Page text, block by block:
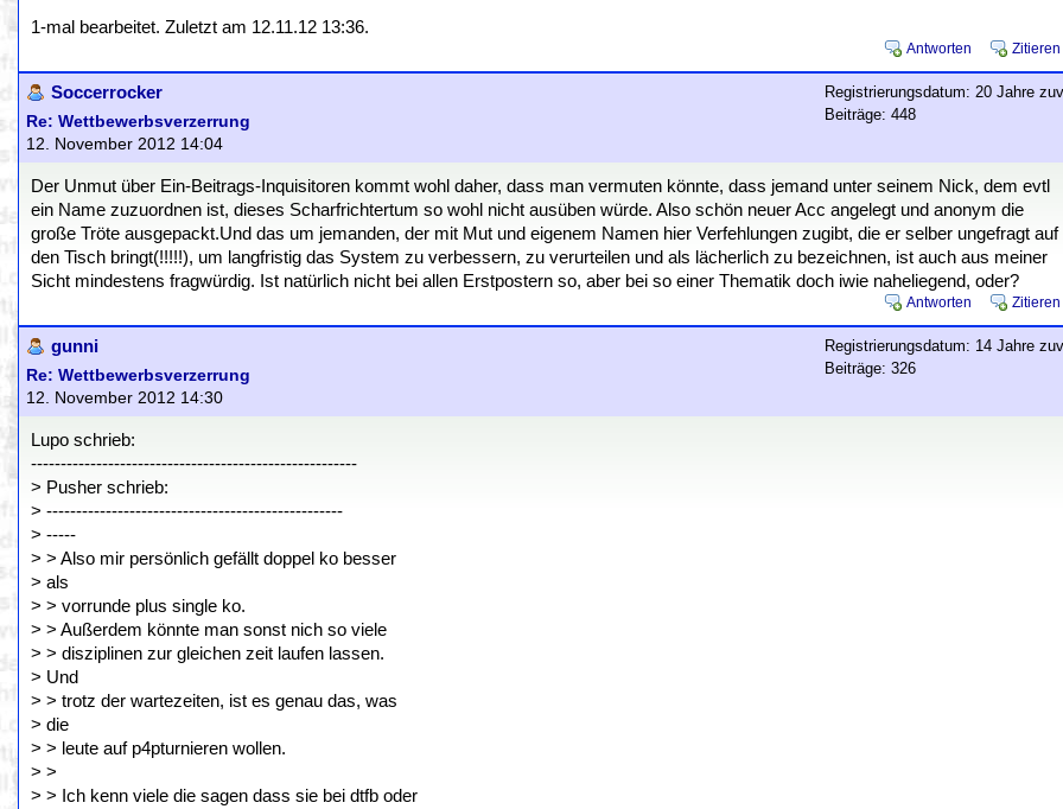
1-mal bearbeitet. Zuletzt am 12.11.12 13:36.
Antworten Zitieren
Soccerrocker
Re: Wettbewerbsverzerrung
12. November 2012 14:04
Registrierungsdatum: 20 Jahre
Beiträge: 448
Der Unmut über Ein-Beitrags-Inquisitoren kommt wohl daher, dass man vermuten könnte, dass jemand unter seinem Nick, dem evtl
ein Name zuzuordnen ist, dieses Scharfrichtertum so wohl nicht ausüben würde. Also schön neuer Acc angelegt und anonym die
große Tröte ausgepackt.Und das um jemanden, der mit Mut und eigenem Namen hier Verfehlungen zugibt, die er selber ungefragt auf
den Tisch bringt(!!!!!), um langfristig das System zu verbessern, zu verurteilen und als lächerlich zu bezeichnen, ist auch aus meiner
Sicht mindestens fragwürdig. Ist natürlich nicht bei allen Erstpostern so, aber bei so einer Thematik doch iwie naheliegend, oder?
Antworten Zitieren
gunni
Re: Wettbewerbsverzerrung
12. November 2012 14:30
Registrierungsdatum: 14 Jahre
Beiträge: 326
Lupo schrieb:
-------------------------------------------------------
> Pusher schrieb:
> --------------------------------------------------
> -----
> > Also mir persönlich gefällt doppel ko besser
> als
> > vorrunde plus single ko.
> > Außerdem könnte man sonst nich so viele
> > disziplinen zur gleichen zeit laufen lassen.
> Und
> > trotz der wartezeiten, ist es genau das, was
> die
> > leute auf p4pturnieren wollen.
> >
> > Ich kenn viele die sagen dass sie bei dtfb oder